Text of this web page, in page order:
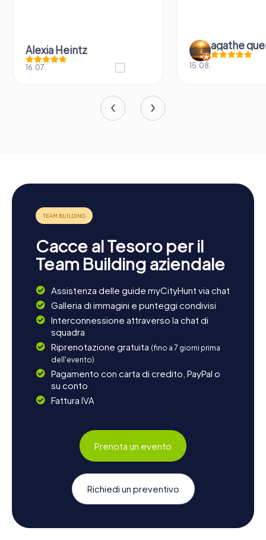
Alexia Heintz
16.07.
agathe
15.08.
Cacce al Tesoro per il
Team Building aziendale
Assistenza delle guide myCityHunt via chat
Galleria di immagini e punteggi condivisi
Interconnessione attraverso la chat di
squadra
Riprenotazione gratuita (fino a 7 giorni prima
dell'evento)
Pagamento con carta di credito, PayPal o
su conto
Fattura IVA
Prenota un evento
Richiedi un preventivo